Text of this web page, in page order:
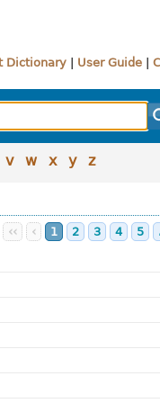
Dictionary User Guide
v w x y z
‹‹ ‹ 1 2 3 4 5